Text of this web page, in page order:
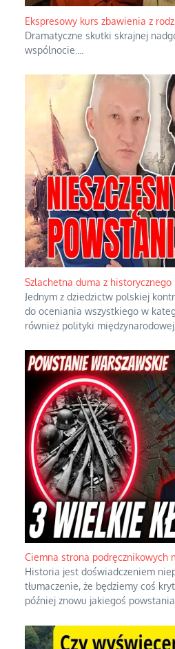
Ekspresowy kurs zbawienia z
Dramatyczne skutki skrajnej
wspólnocie.
Szlachetna duma z historycznego
Jednym z dziedzictw polskiej
do oceniania wszystkiego w
również polityki
Ciemna strona podręcznikowych
Historia jest doświadczeniem
tłumaczenie, że będziemy coś
później znowu jakiegoś